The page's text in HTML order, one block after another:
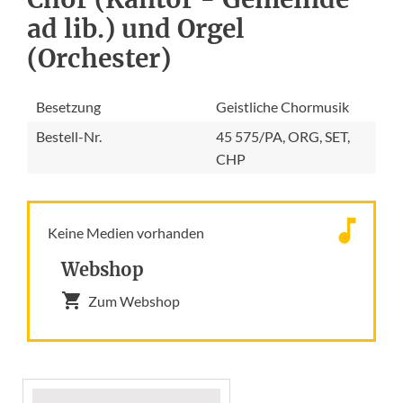
ad lib.) und Orgel
(Orchester)
Besetzung
Geistliche Chormusik
Bestell-Nr.
45 575/PA, ORG, SET,
CHP
Keine Medien vorhanden
Webshop
Zum Webshop